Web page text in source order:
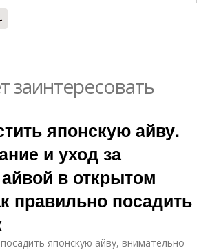
заинтересовать
японскую айву.
и уход за
в открытом
правильно посадить
японскую айву, внимательно